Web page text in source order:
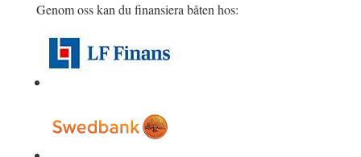
Genom oss kan du finansiera båten hos: